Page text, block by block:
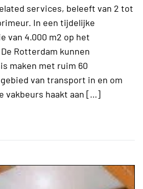
services, beleeft van 2 tot
In een tijdelijke
van 4.000 m2 op het
Rotterdam kunnen
maken met ruim 60
van transport in en om
vakbeurs haakt aan […]